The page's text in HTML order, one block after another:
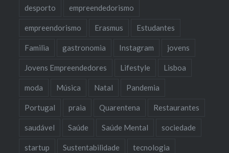
desporto empreendedorismo
empreendorismo Erasmus Estudantes
Familia gastronomia Instagram jovens
Jovens Empreendedores Lifestyle Lisboa
moda Música Natal Pandemia
Portugal praia Quarentena Restaurantes
saudável Saúde Saúde Mental sociedade
startup Sustentabilidade tecnologia